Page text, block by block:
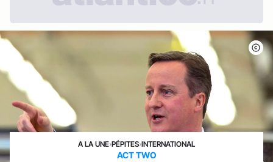
A LA UNE›PÉPITES›INTERNATIONAL
ACT TWO